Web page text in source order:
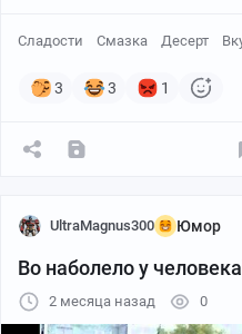
Сладости Смазка Десерт
3 3 1
UltraMagnus300 Юмор
Во наболело у
2 месяца назад 0